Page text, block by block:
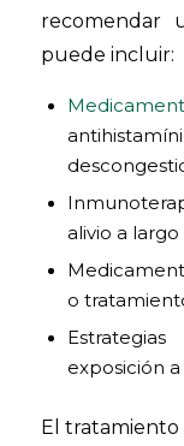
recomendar
puede incluir:
alivio a
o
exposición
El tratamiento